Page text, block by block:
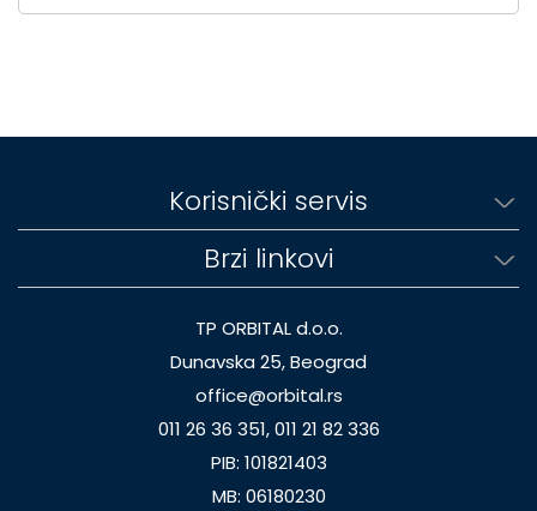
Korisnički servis
Brzi linkovi
TP ORBITAL d.o.o.
Dunavska 25, Beograd
office@orbital.rs
011 26 36 351, 011 21 82 336
PIB: 101821403
MB: 06180230